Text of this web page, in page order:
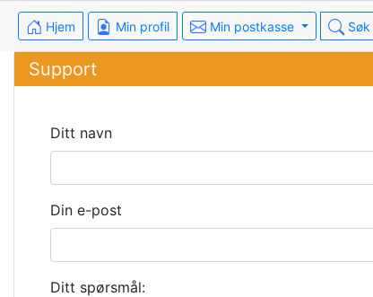
Hjem Min profil Min postkasse Søk
Support
Ditt navn
Din e-post
Ditt spørsmål: